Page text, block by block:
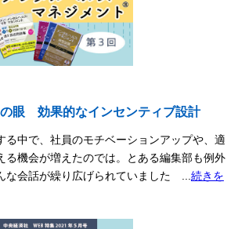
眼 効果的なインセンティブ設計
る中で、社員のモチベーションアップや、適
る機会が増えたのでは。とある編集部も例外
な会話が繰り広げられていました ... 続きを